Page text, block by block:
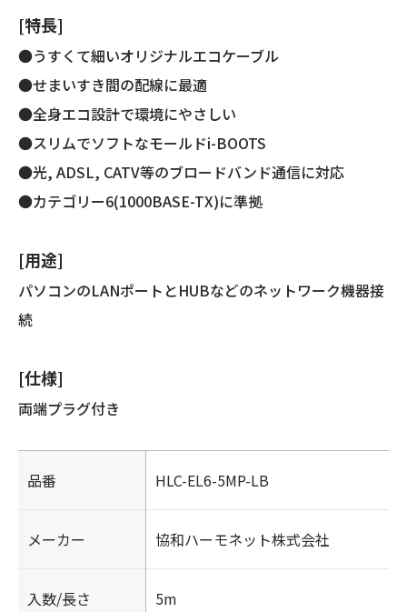
き)
個
[特長]
●うすくて細いオリジナルエコケーブル
●せまいすき間の配線に最適
●全身エコ設計で環境にやさしい
●スリムでソフトなモールドi-BOOTS
●光, ADSL, CATV等のブロードバンド通信に対応
●カテゴリー6(1000BASE-TX)に準拠
[用途]
パソコンのLANポートとHUBなどのネットワーク機器接
続
[仕様]
両端プラグ付き
品番 HLC-EL6-5MP-LB
メーカー 協和ハーモネット株式会社
入数/長さ 5m